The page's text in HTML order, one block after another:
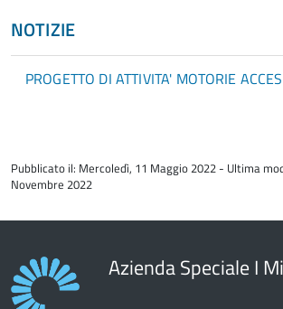
NOTIZIE
PROGETTO DI ATTIVITA' MOTORIE
del
contenuto
Pubblicato il: Mercoledì, 11 Maggio 2022 - Ultima
Novembre 2022
Azienda Speciale I